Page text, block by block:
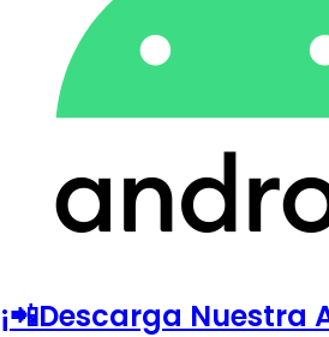
¡📲Descarga Nuestra